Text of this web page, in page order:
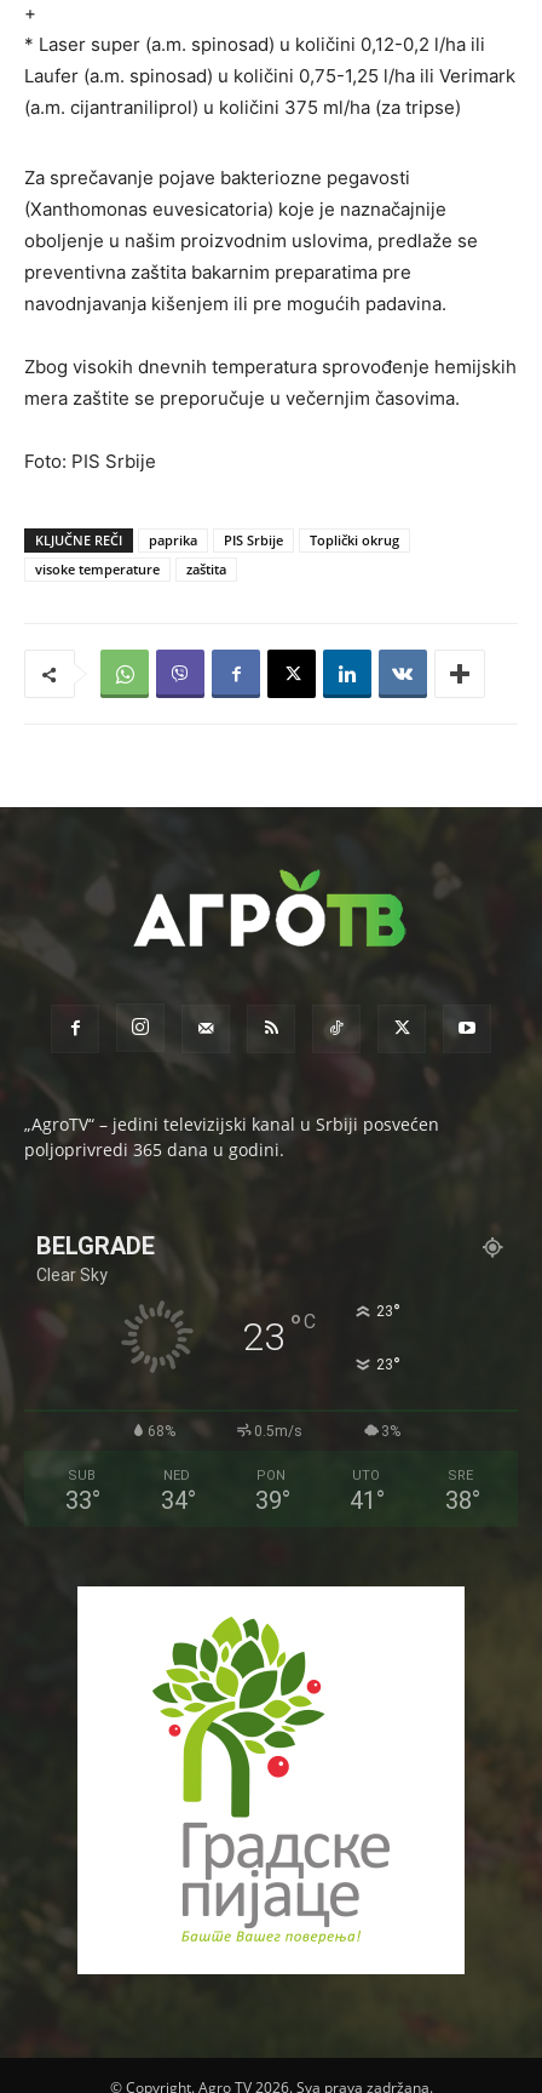
+
* Laser super (a.m. spinosad) u količini 0,12-0,2 l/ha ili
Laufer (a.m. spinosad) u količini 0,75-1,25 l/ha ili Verimark
(a.m. cijantraniliprol) u količini 375 ml/ha (za tripse)
Za sprečavanje pojave bakteriozne pegavosti
(Xanthomonas euvesicatoria) koje je naznačajnije
oboljenje u našim proizvodnim uslovima, predlaže se
preventivna zaštita bakarnim preparatima pre
navodnjavanja kišenjem ili pre mogućih padavina.
Zbog visokih dnevnih temperatura sprovođenje hemijskih
mera zaštite se preporučuje u večernjim časovima.
Foto: PIS Srbije
KLJUČNE REČI paprika PIS Srbije
Toplički okrug
visoke temperature
zaštita
„AgroTV“ – jedini televizijski kanal u Srbiji posvećen
poljoprivredi 365 dana u godini.
BELGRADE
Clear Sky
23 °C 23°
23°
68% 0.5m/s 3%
SUB
33°
NED
34°
PON
39°
UTO
41 °
SRE
38°
© Copyright. Agro TV 2026. Sva prava zadržana.